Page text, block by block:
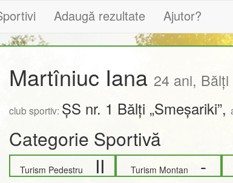
Adaugă rezultate Ajutor?
Martîniuc Iana 24 ani, Bălți
club sportiv: ȘS nr. 1 Bălți „Smeșariki”,
Categorie Sportivă
Turism Pedestru II Turism Montan -